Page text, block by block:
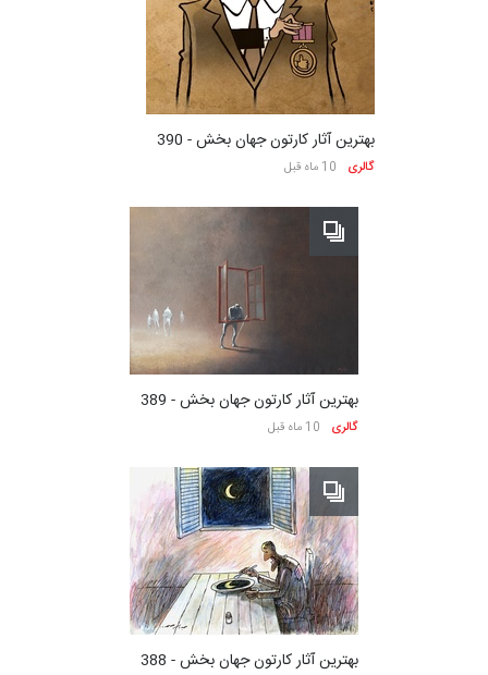
بهترین آثار کارتون جهان بخش - 390
گالری 10 ماه قبل
بهترین آثار کارتون جهان بخش - 389
گالری 10 ماه قبل
بهترین آثار کارتون جهان بخش - 388